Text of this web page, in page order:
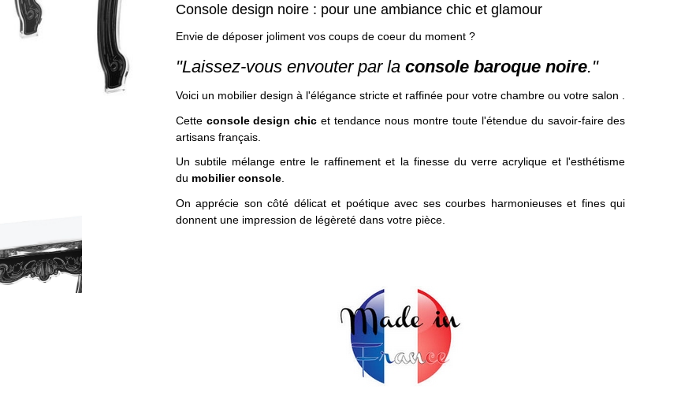
Console design noire : pour une ambiance chic et glamour
Envie de déposer joliment vos coups de coeur du moment ?
"Laissez-vous envouter par la console baroque noire."
Voici un mobilier design à l'élégance stricte et raffinée pour votre chambre ou votre salon .
Cette console design chic et tendance nous montre toute l'étendue du savoir-faire des
artisans français.
Un subtile mélange entre le raffinement et la finesse du verre acrylique et l'esthétisme
du mobilier console.
On apprécie son côté délicat et poétique avec ses courbes harmonieuses et fines qui
donnent une impression de légèreté dans votre pièce.